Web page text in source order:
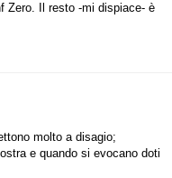
Zero. Il resto -mi dispiace- è
molto a disagio;
e quando si evocano doti